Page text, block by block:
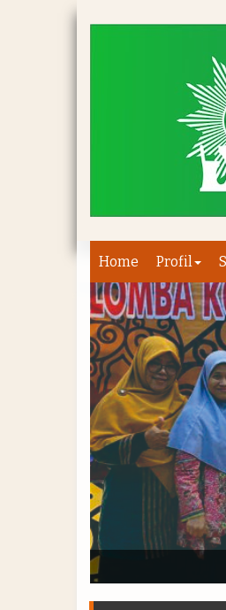
Home Profil
Sabtu, 19 November